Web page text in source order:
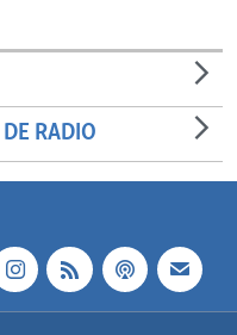
RADIO